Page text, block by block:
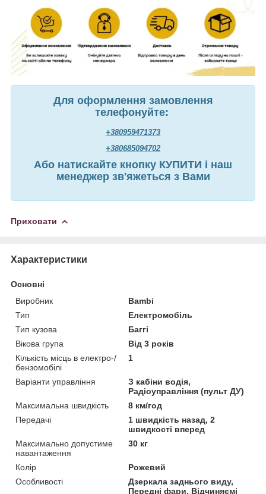
Для оформлення замовлення
телефонуйте:
+380959471373
+380685094702
Або натискайте кнопку КУПИТИ і наш
менеджер зв'яжеться з Вами
Приховати
Характеристики
Основні
Виробник
Bambi
Тип
Електромобіль
Тип кузова
Баггі
Вікова група
Від 3 років
Кількість місць в електро-/
бензомобілі
1
Варіанти управління
З кабіни водія,
Радіоуправління (пульт ДУ)
Максимальна швидкість
8 км/год
Передачі
1 швидкість назад, 2
швидкості вперед
Максимально допустиме
навантаження
30 кг
Колір
Рожевий
Особливості
Дзеркала заднього виду,
Передні фари, Відчиняємі